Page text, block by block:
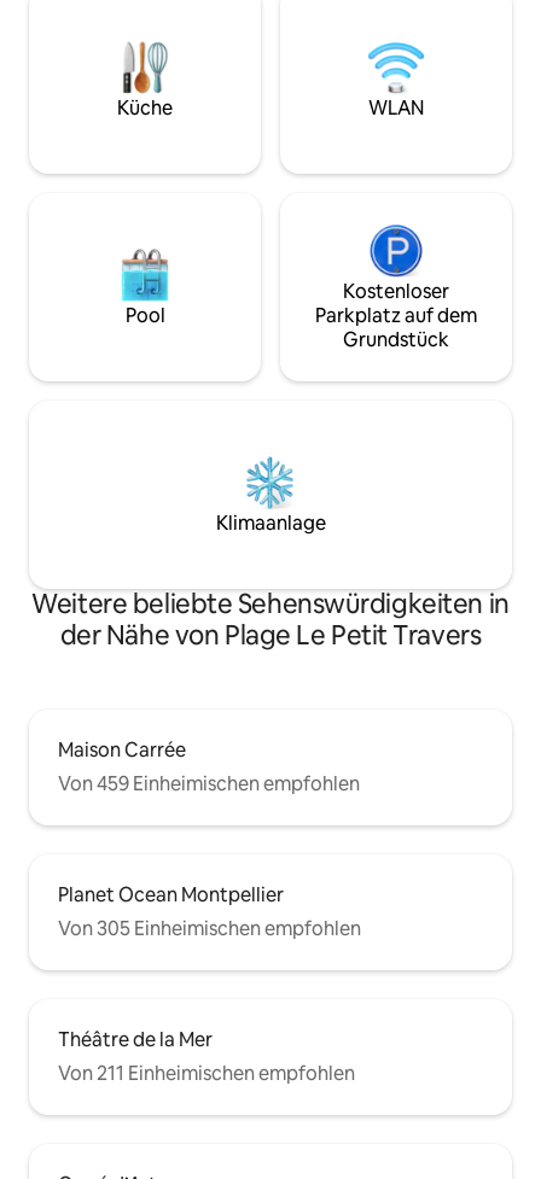
weitläufigen Garten und den
Kiefernwald und einen 12 m langen
Salzwasserpool zu genießen, haben Sie
alles, was Sie für einen erholsamen
Spazieren am
Paddeln,
möglich und es
Küche WLAN
Pool
Kostenloser
Parkplatz auf dem
Grundstück
Klimaanlage
Weitere beliebte Sehenswürdigkeiten in
der Nähe von Plage Le Petit Travers
Maison Carrée
Von 459 Einheimischen empfohlen
Planet Ocean Montpellier
Von 305 Einheimischen empfohlen
Théâtre de la Mer
Von 211 Einheimischen empfohlen